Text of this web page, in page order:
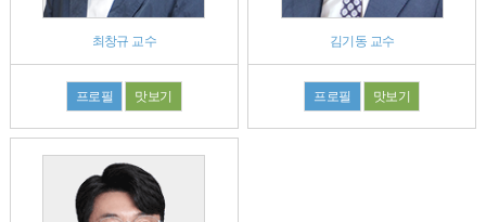
최창규 교수
프로필 맛보기
김기동 교수
프로필 맛보기